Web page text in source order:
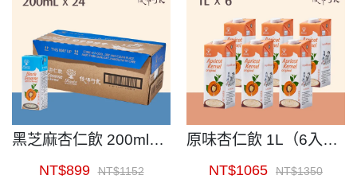
黑芝麻杏仁飲 200ml（24入）｜即開即飲杏仁茶
NT$899 NT$1152
原味杏仁飲 1L（6入）｜即開即飲杏仁茶
NT$1065 NT$1350